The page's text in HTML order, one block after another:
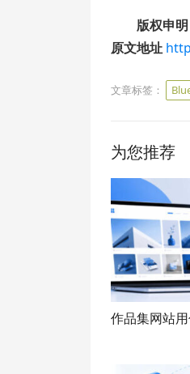
版权申明
原文地址
文章标签：
为您推荐
作品集网站